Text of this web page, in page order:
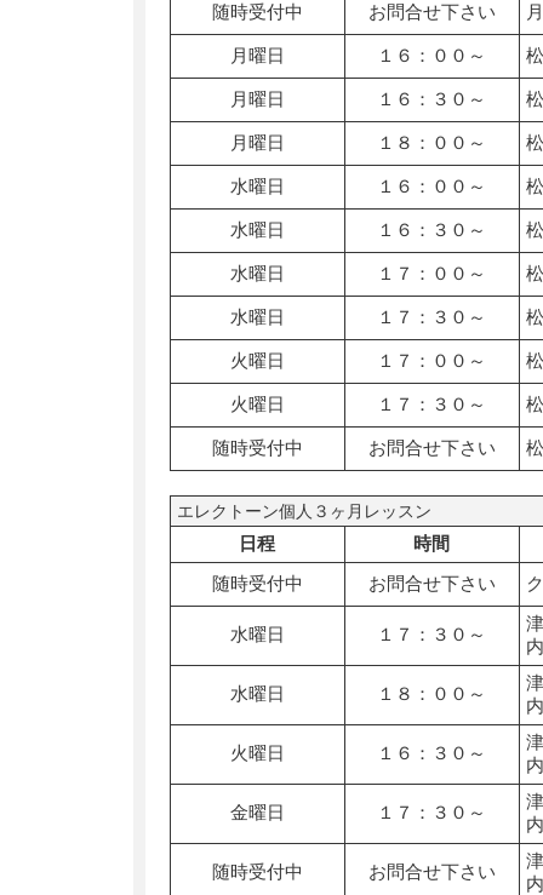
随時受付中 お問合せ下さい
月曜日 １６：００～
月曜日 １６：３０～
月曜日 １８：００～
水曜日 １６：００～
水曜日 １６：３０～
水曜日 １７：００～
水曜日 １７：３０～
火曜日 １７：００～
火曜日 １７：３０～
随時受付中 お問合せ下さい
エレクトーン個人３ヶ月レッスン
日程
時間
随時受付中
お問合せ下さい
水曜日 １７：３０～
水曜日 １８：００～
火曜日 １６：３０～
金曜日 １７：３０～
随時受付中 お問合せ下さい